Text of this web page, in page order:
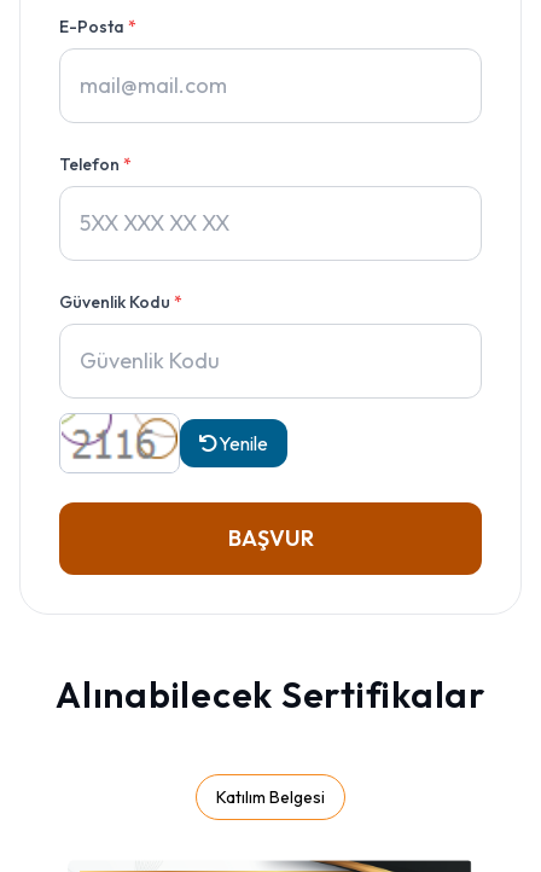
E-Posta *
Telefon *
Güvenlik Kodu *
Yenile
BAŞVUR
Alınabilecek Sertifikalar
Katılım Belgesi